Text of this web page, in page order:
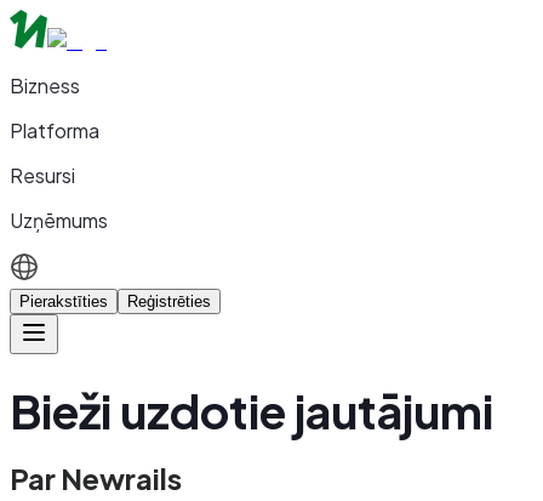
Bizness
Platforma
Resursi
Uzņēmums
Pierakstīties Reģistrēties
Bieži uzdotie jautājumi
Par Newrails